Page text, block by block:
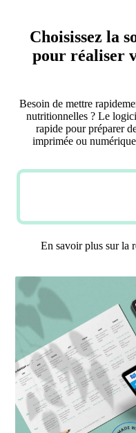
Choisissez la
pour réaliser
Besoin de mettre
nutritionnelles ? Le
rapide pour préparer
imprimée ou
En savoir plus sur la